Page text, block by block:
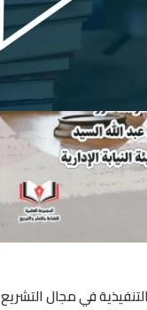
في مجال التشريع